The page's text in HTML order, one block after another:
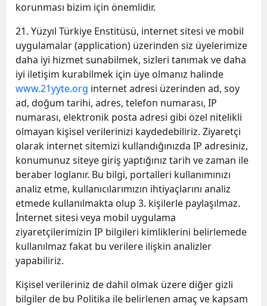
korunması bizim için önemlidir.
21. Yüzyıl Türkiye Enstitüsü, internet sitesi ve mobil
uygulamalar (application) üzerinden siz üyelerimize
daha iyi hizmet sunabilmek, sizleri tanımak ve daha
iyi iletişim kurabilmek için üye olmanız halinde
www.21yyte.org internet adresi üzerinden ad, soy
ad, doğum tarihi, adres, telefon numarası, IP
numarası, elektronik posta adresi gibi özel nitelikli
olmayan kişisel verilerinizi kaydedebiliriz. Ziyaretçi
olarak internet sitemizi kullandığınızda IP adresiniz,
konumunuz siteye giriş yaptığınız tarih ve zaman ile
beraber loglanır. Bu bilgi, portalleri kullanımınızı
analiz etme, kullanıcılarımızın ihtiyaçlarını analiz
etmede kullanılmakta olup 3. kişilerle paylaşılmaz.
İnternet sitesi veya mobil uygulama
ziyaretçilerimizin IP bilgileri kimliklerini belirlemede
kullanılmaz fakat bu verilere ilişkin analizler
yapabiliriz.
Kişisel verileriniz de dahil olmak üzere diğer gizli
bilgiler de bu Politika ile belirlenen amaç ve kapsam